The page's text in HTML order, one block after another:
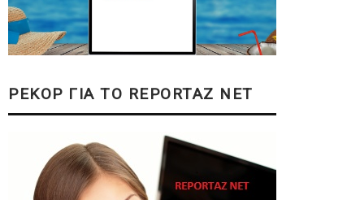
ΡΕΚΟΡ ΓΙΑ ΤΟ REPORTAZ NET